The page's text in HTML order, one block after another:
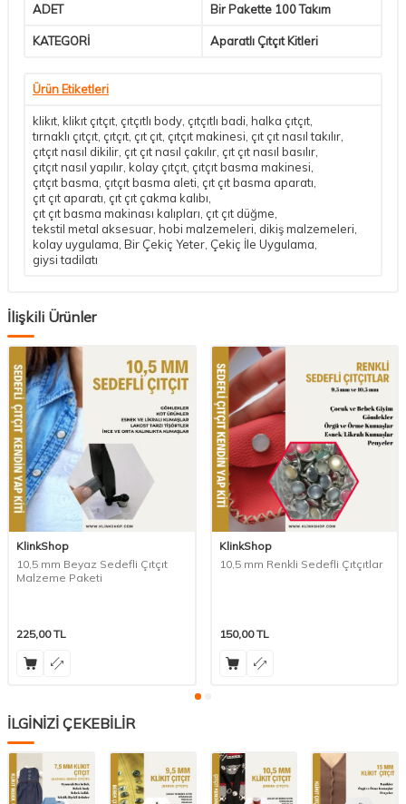
ADET Bir Pakette 100 Takım
KATEGORİ Aparatlı Çıtçıt Kitleri
Ürün Etiketleri
klikıt klikıt çıtçıt çıtçıtlı body çıtçıtlı badi halka çıtçıt
tırnaklı çıtçıt çıtçıt çıt çıt çıtçıt makinesi çıt çıt nasıl takılır
çıtçıt nasıl dikilir çıt çıt nasıl çakılır çıt çıt nasıl basılır
çıtçıt nasıl yapılır kolay çıtçıt çıtçıt basma makinesi
çıtçıt basma çıtçıt basma aleti çıt çıt basma aparatı
çıt çıt aparatı çıt çıt çakma kalıbı
çıt çıt basma makinası kalıpları çıt çıt düğme
tekstil metal aksesuar hobi malzemeleri dikiş malzemeleri
kolay uygulama Bir Çekiç Yeter Çekiç İle Uygulama
giysi tadilatı
İlişkili Ürünler
KlinkShop
10,5 mm Beyaz Sedefli Çıtçıt
Malzeme Paketi
225,00TL
KlinkShop
10,5 mm Renkli Sedefli Çıtçıtlar
150,00TL
İLGİNİZİ ÇEKEBİLİR